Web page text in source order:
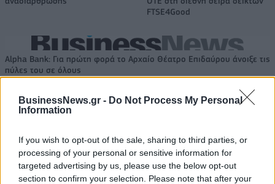
BusinessNews.gr - Do Not Process My Personal
Information
If you wish to opt-out of the sale, sharing to third parties, or
processing of your personal or sensitive information for
targeted advertising by us, please use the below opt-out
section to confirm your selection. Please note that after your
FTSE4Good
Alpha Bank: Για πρώτη φορά το Αρχαίο Θέατρο Επιδαύρου άνοιξε τις
πύλες του σε όλους